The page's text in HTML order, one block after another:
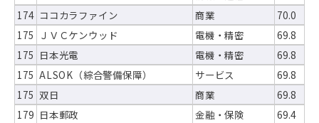
174 ココカラファイン 商業
70.0
175 ＪＶＣケンウッド 電機・精密
69.8
175 日本光電 電機・精密
69.8
175 ALSOK（綜合警備保障） サービス
69.8
175 双日 商業
69.8
179 日本郵政 金融・保険
69.4